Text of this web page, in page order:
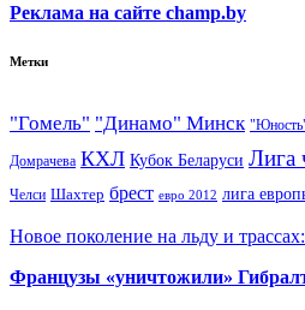
Реклама на сайте champ.by
Метки
"Гомель" "Динамо" Минск
Домрачева КХЛ Кубок Беларуси Лига
Челси Шахтер брест евро 2012 лига
Новое поколение на льду и
Французы «уничтожили»